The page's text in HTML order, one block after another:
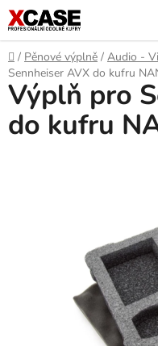
Přejít
na
obsah
Domů
/ Pěnové výplně / Audio -
Sennheiser AVX do kufru
Výplň pro
do kufru